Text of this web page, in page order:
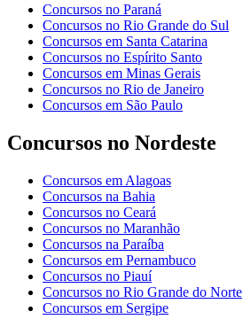
Concursos no Paraná
Concursos no Rio Grande do Sul
Concursos em Santa Catarina
Concursos no Espírito Santo
Concursos em Minas Gerais
Concursos no Rio de Janeiro
Concursos em São Paulo
Concursos no Nordeste
Concursos em Alagoas
Concursos na Bahia
Concursos no Ceará
Concursos no Maranhão
Concursos na Paraíba
Concursos em Pernambuco
Concursos no Piauí
Concursos no Rio Grande do Norte
Concursos em Sergipe